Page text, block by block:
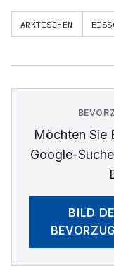
ARKTISCHEN
Möchten Sie
Google-
BILD